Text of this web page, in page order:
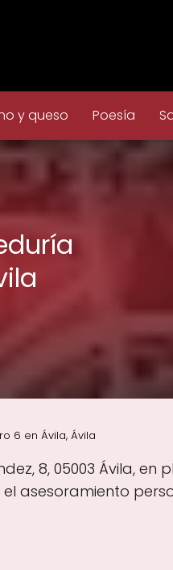
y queso Poesía
6 en Ávila, Ávila
8, 05003 Ávila, en
asesoramiento